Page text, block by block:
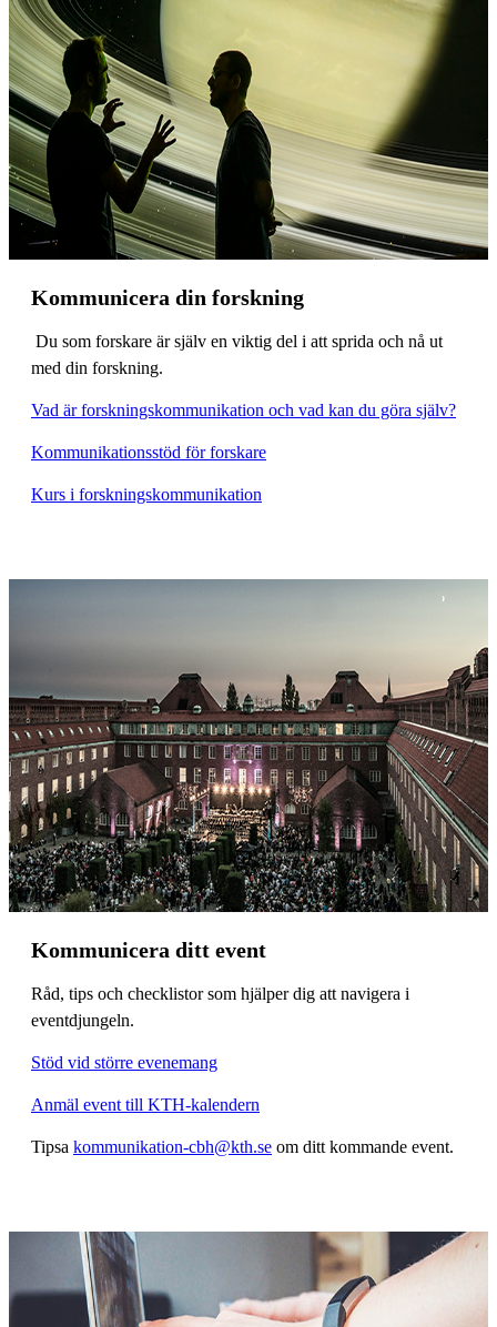
Kommunicera din forskning
Du som forskare är själv en viktig del i att sprida och nå ut
med din forskning.
Vad är forskningskommunikation och vad kan du göra själv?
Kommunikationsstöd för forskare
Kurs i forskningskommunikation
Kommunicera ditt event
Råd, tips och checklistor som hjälper dig att navigera i
eventdjungeln.
Stöd vid större evenemang
Anmäl event till KTH-kalendern
Tipsa kommunikation-cbh@kth.se om ditt kommande event.